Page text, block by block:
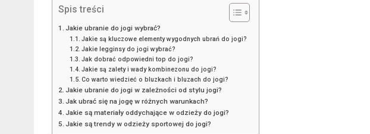
Spis treści
Jakie ubranie do jogi wybrać?
Jakie są kluczowe elementy wygodnych ubrań do jogi?
Jakie legginsy do jogi wybrać?
Jak dobrać odpowiedni top do jogi?
Jakie są zalety i wady kombinezonu do jogi?
Co warto wiedzieć o bluzkach i bluzach do jogi?
Jakie ubranie do jogi w zależności od stylu jogi?
Jak ubrać się na jogę w różnych warunkach?
Jakie są materiały oddychające w odzieży do jogi?
Jakie są trendy w odzieży sportowej do jogi?